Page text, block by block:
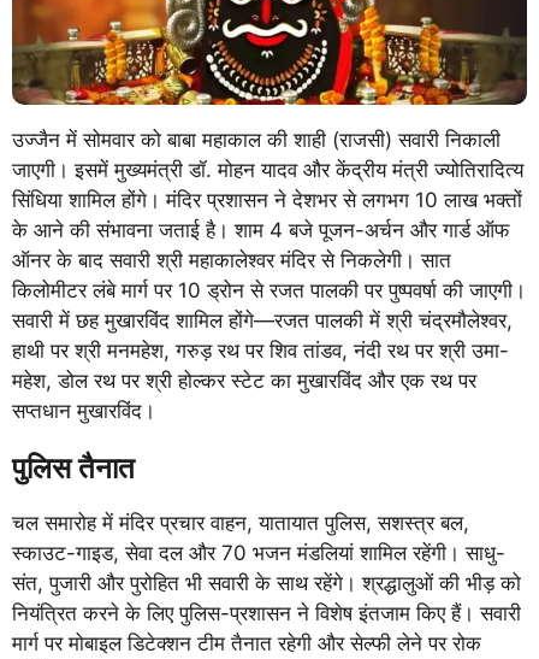
उज्जैन में सोमवार को बाबा महाकाल की शाही (राजसी) सवारी निकाली
जाएगी। इसमें मुख्यमंत्री डॉ. मोहन यादव और केंद्रीय मंत्री ज्योतिरादित्य
सिंधिया शामिल होंगे। मंदिर प्रशासन ने देशभर से लगभग 10 लाख भक्तों
के आने की संभावना जताई है। शाम 4 बजे पूजन-अर्चन और गार्ड ऑफ
ऑनर के बाद सवारी श्री महाकालेश्वर मंदिर से निकलेगी। सात
किलोमीटर लंबे मार्ग पर 10 ड्रोन से रजत पालकी पर पुष्पवर्षा की जाएगी।
सवारी में छह मुखारविंद शामिल होंगे—रजत पालकी में श्री चंद्रमौलेश्वर,
हाथी पर श्री मनमहेश, गरुड़ रथ पर शिव तांडव, नंदी रथ पर श्री उमा-
महेश, डोल रथ पर श्री होल्कर स्टेट का मुखारविंद और एक रथ पर
सप्तधान मुखारविंद।
पुलिस तैनात
चल समारोह में मंदिर प्रचार वाहन, यातायात पुलिस, सशस्त्र बल,
स्काउट-गाइड, सेवा दल और 70 भजन मंडलियां शामिल रहेंगी। साधु-
संत, पुजारी और पुरोहित भी सवारी के साथ रहेंगे। श्रद्धालुओं की भीड़ को
नियंत्रित करने के लिए पुलिस-प्रशासन ने विशेष इंतजाम किए हैं। सवारी
मार्ग पर मोबाइल डिटेक्शन टीम तैनात रहेगी और सेल्फी लेने पर रोक